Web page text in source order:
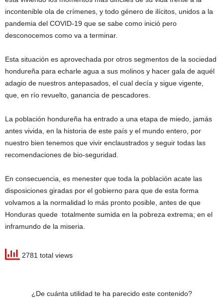
incontenible ola de crímenes, y todo género de ilícitos, unidos a la
pandemia del COVID-19 que se sabe como inició pero
desconocemos como va a terminar.
Esta situación es aprovechada por otros segmentos de la sociedad
hondureña para echarle agua a sus molinos y hacer gala de aquél
adagio de nuestros antepasados, el cual decía y sigue vigente,
que, en río revuelto, ganancia de pescadores.
La población hondureña ha entrado a una etapa de miedo, jamás
antes vivida, en la historia de este país y el mundo entero, por
nuestro bien tenemos que vivir enclaustrados y seguir todas las
recomendaciones de bio-seguridad.
En consecuencia, es menester que toda la población acate las
disposiciones giradas por el gobierno para que de esta forma
volvamos a la normalidad lo más pronto posible, antes de que
Honduras quede totalmente sumida en la pobreza extrema; en el
inframundo de la miseria.
2781 total views
¿De cuánta utilidad te ha parecido este contenido?